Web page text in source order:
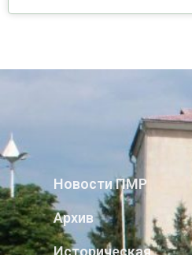
Новости ПМР
Архив
Историческая